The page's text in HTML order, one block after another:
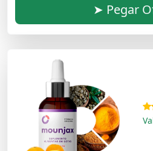
➤ Pegar